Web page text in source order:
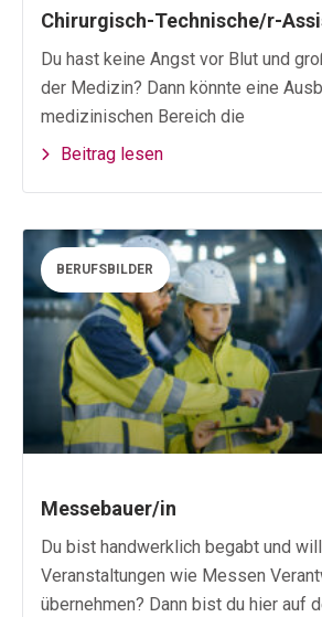
Chirurgisch-Technische/r-
Du hast keine Angst vor Blut und
der Medizin? Dann könnte eine
medizinischen Bereich die
Beitrag lesen
BERUFSBILDER
Messebauer/in
Du bist handwerklich begabt und
Veranstaltungen wie Messen
übernehmen? Dann bist du hier auf